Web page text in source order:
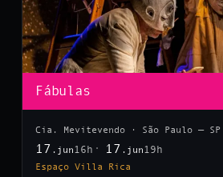
Fábulas
Cia. Mevitevendo · São Paulo — SP
17 .jun 16h 17 .jun 19h
Espaço Villa Rica